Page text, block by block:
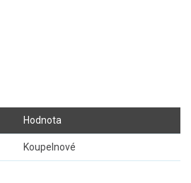
Hodnota
Koupelnové